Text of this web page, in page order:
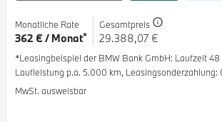
Monatliche Rate
362 € / Monat*
Gesamtpreis
29.388,07 €
*Leasingbeispiel der BMW Bank GmbH: Laufzeit 48
Laufleistung p.a. 5.000 km, Leasingsonderzahlung:
MwSt. ausweisbar